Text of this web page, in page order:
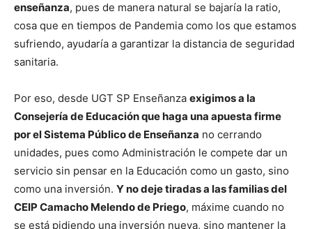
enseñanza, pues de manera natural se bajaría la ratio,
cosa que en tiempos de Pandemia como los que estamos
sufriendo, ayudaría a garantizar la distancia de seguridad
sanitaria.
Por eso, desde UGT SP Enseñanza exigimos a la
Consejería de Educación que haga una apuesta firme
por el Sistema Público de Enseñanza no cerrando
unidades, pues como Administración le compete dar un
servicio sin pensar en la Educación como un gasto, sino
como una inversión. Y no deje tiradas a las familias del
CEIP Camacho Melendo de Priego, máxime cuando no
se está pidiendo una inversión nueva, sino mantener la